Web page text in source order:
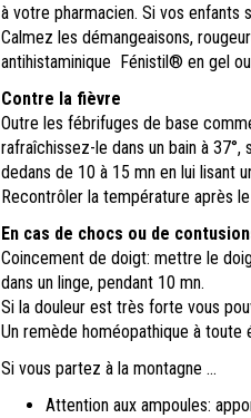
à votre pharmacien. Si vos enfants
Calmez les démangeaisons,
antihistaminique Fénistil® en gel
Contre la fièvre
Outre les fébrifuges de base
rafraîchissez-le dans un bain à
dedans de 10 à 15 mn en lui lisant
Recontrôler la température après le
En cas de chocs ou de
Coincement de doigt: mettre le
dans un linge, pendant 10 mn.
Si la douleur est très forte vous
Un remède homéopathique à toute
Si vous partez à la montagne ...
Attention aux ampoules: